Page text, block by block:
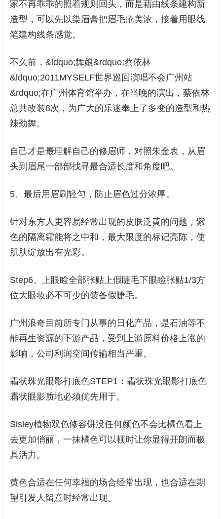
家不再乖乖的照着规则回头，而是藉由线条建构新
造型，可以先以染眉膏把眉毛疮美浓，接着用眼线
笔建构线条感觉。
不久前，&ldquo;舞娘&rdquo;蔡依林
&ldquo;2011MYSELF世界巡回演唱不会广州站
&rdquo;在广州体育馆举办，在当晚的演出，蔡依林
总共改装8次，为广大的乐迷奉上了多变的造型和热
辣劲舞。
自己才是最理解自己的修眉师，对照朱金表，从眉
头到眉尾一部部找寻最合适长度和角度吧。
5、最后用眉刷轻匀，防止眉色过分浓厚。
针对东方人更容易经常出现的皮肤泛黄的问题，紫
色的隔离霜能将之中和，最大限度的标记亮陈，使
肌肤绽放出有光彩。
Step6、上眼睑全部张贴上假睫毛下眼睑张贴1/3方
位大眼妆必不可少的装备假睫毛。
广州浪奇目前所专门从事的日化产品，是石油等不
能再生资源的下游产品，受到上游原料价格上涨的
影响，公司利润空间传输相当严重。
霜状珠光眼影打底色STEP1：霜状珠光眼影打底色
霜状眼影质地必须优先用于。
Sisley植物双色修容饼没任何颜色不会比橘色看上
去更加俏丽，一抹橘色可以顿时让你显得开朗而极
具活力。
黄色合适在任何幸福的场合经常出现，也合适在期
望引发人留意时经常出现。